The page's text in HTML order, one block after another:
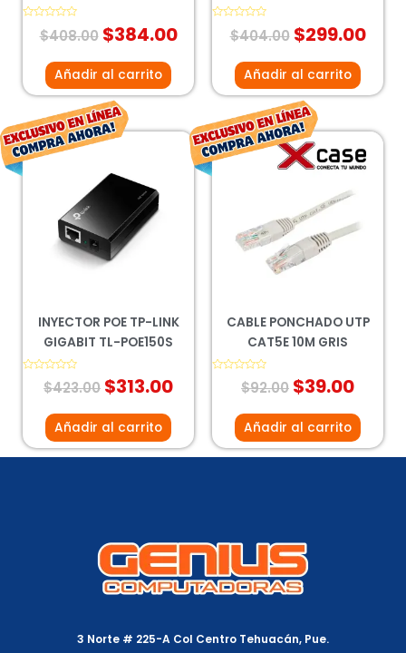
Valorado
$408.00 $384.00
Añadir al carrito
Valorado
$404.00 $299.00
Añadir al carrito
INYECTOR POE TP-LINK
GIGABIT TL-POE150S
Valorado
$423.00
El
original
era:
$423.00.
$313.00
precio
$313.00.
Añadir al carrito
CABLE PONCHADO UTP
CAT5E 10M GRIS
Valorado$92.00
El
precio
original
era:
$92.00.
$39.00
El
Añadir al carrito
3 Norte # 225-A Col Centro Tehuacán, Pue.